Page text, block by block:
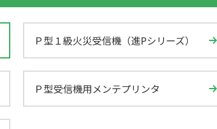
Ｐ型１級火災受信機（進Pシリーズ）
Ｐ型受信機用メンテプリンタ